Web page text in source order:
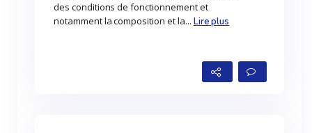
des conditions de fonctionnement et
notamment la composition et la... Lire plus